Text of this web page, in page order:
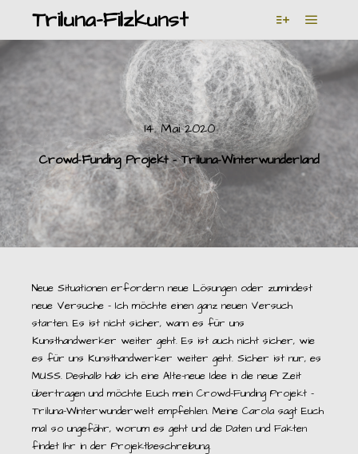
Triluna-Filzkunst
Weitere
14. Mai 2020
Crowd-Funding Projekt – Triluna-Winterwunderland
Neue Situationen erfordern neue Lösungen oder zumindest
neue Versuche – Ich möchte einen ganz neuen Versuch
starten. Es ist nicht sicher, wann es für uns
Kunsthandwerker weiter geht. Es ist auch nicht sicher, wie
es für uns Kunsthandwerker weiter geht. Sicher ist nur, es
MUSS. Deshalb hab ich eine Alte-neue Idee in die neue Zeit
übertragen und möchte Euch mein Crowd-Funding Projekt –
Triluna-Winterwunderwelt empfehlen. Meine Carola sagt Euch
mal so ungefähr, worum es geht und die Daten und Fakten
findet Ihr in der Projektbeschreibung.